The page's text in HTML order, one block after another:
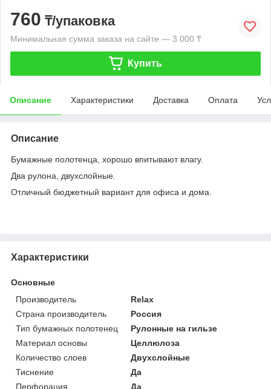
760 ₸/упаковка
Минимальная сумма заказа на сайте — 3 000 ₸
Купить
Описание Характеристики Доставка Оплата
Описание
Бумажные полотенца, хорошо впитывают влагу.
Два рулона, двухслойные.
Отличный бюджетный вариант для офиса и дома.
Характеристики
Основные
Производитель
Relax
Страна производитель
Россия
Тип бумажных полотенец
Рулонные на гильзе
Материал основы
Целлюлоза
Количество слоев
Двухслойные
Тиснение
Да
Перфорация
Да